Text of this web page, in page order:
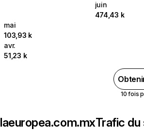
juin
474,43 k
mai
103,93 k
avr.
51,23 k
10 fois
laeuropea.com.mxTrafic du